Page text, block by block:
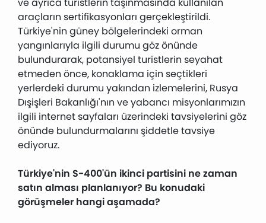
ve ayrıca turistlerin taşınmasında kullanılan
araçların sertifikasyonları gerçekleştirildi.
Türkiye'nin güney bölgelerindeki orman
yangınlarıyla ilgili durumu göz önünde
bulundurarak, potansiyel turistlerin seyahat
etmeden önce, konaklama için seçtikleri
yerlerdeki durumu yakından izlemelerini, Rusya
Dışişleri Bakanlığı'nın ve yabancı misyonlarımızın
ilgili internet sayfaları üzerindeki tavsiyelerini göz
önünde bulundurmalarını şiddetle tavsiye
ediyoruz.
Türkiye'nin S-400'ün ikinci partisini ne zaman
satın alması planlanıyor? Bu konudaki
görüşmeler hangi aşamada?